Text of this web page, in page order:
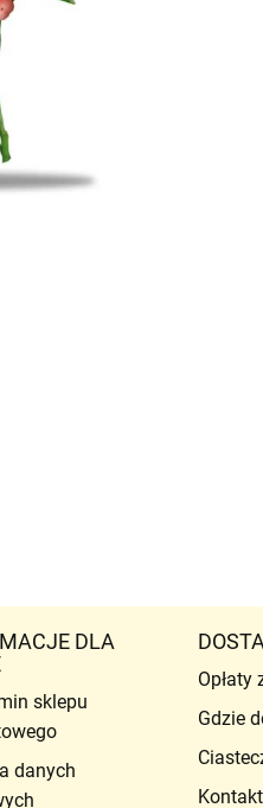
DLA
sklepu
danych
Opłaty
Gdzie
Kontakt